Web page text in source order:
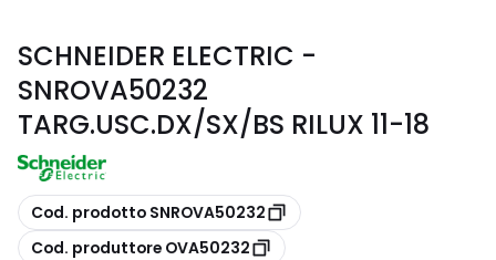
SCHNEIDER ELECTRIC -
SNROVA50232
TARG.USC.DX/SX/BS RILUX 11-18
copia
Cod. prodotto SNROVA50232
copia
Cod. produttore OVA50232